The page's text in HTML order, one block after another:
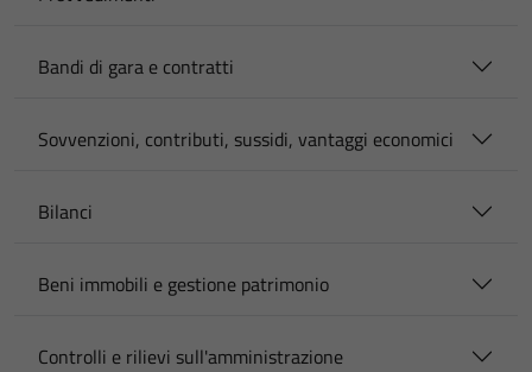
Bandi di gara e contratti
Sovvenzioni, contributi, sussidi, vantaggi economici
Bilanci
Beni immobili e gestione patrimonio
Controlli e rilievi sull'amministrazione